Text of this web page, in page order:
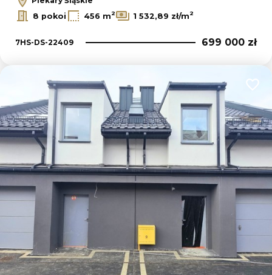
8 pokoi
456 m2 1 532,89 zł/m2
7HS-DS-22409 699 000 zł